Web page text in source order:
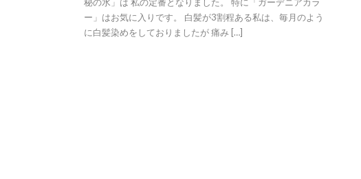
ー」はお気に入りです。 白髪が3割程ある私は、毎月のよう
に白髪染めをしておりましたが 痛み […]